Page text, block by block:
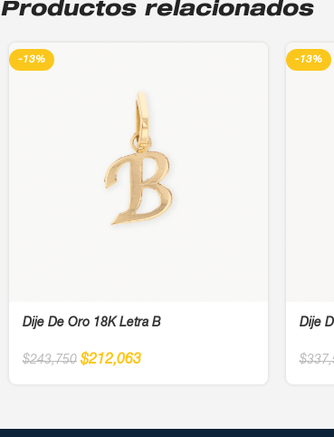
Productos relacionados
-13%
Dije De Oro 18K Letra B
$243,750 $212,063
-13%
Dije
$